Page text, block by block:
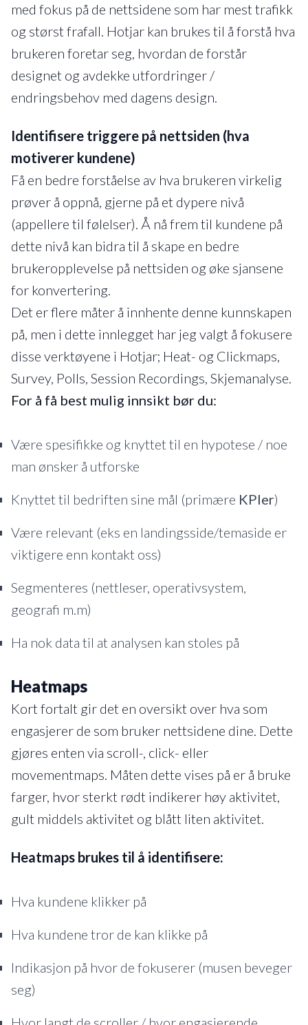
med fokus på de nettsidene som har mest trafikk
og størst frafall. Hotjar kan brukes til å forstå hva
brukeren foretar seg, hvordan de forstår
designet og avdekke utfordringer /
endringsbehov med dagens design.
Identifisere triggere på nettsiden (hva
motiverer kundene)
Få en bedre forståelse av hva brukeren virkelig
prøver å oppnå, gjerne på et dypere nivå
(appellere til følelser). Å nå frem til kundene på
dette nivå kan bidra til å skape en bedre
brukeropplevelse på nettsiden og øke sjansene
for konvertering.
Det er flere måter å innhente denne kunnskapen
på, men i dette innlegget har jeg valgt å fokusere
disse verktøyene i Hotjar; Heat- og Clickmaps,
Survey, Polls, Session Recordings, Skjemanalyse.
For å få best mulig innsikt bør du:
Være spesifikke og knyttet til en hypotese / noe
man ønsker å utforske
Knyttet til bedriften sine mål (primære KPIer)
Være relevant (eks en landingsside/temaside er
viktigere enn kontakt oss)
Segmenteres (nettleser, operativsystem,
geografi m.m)
Ha nok data til at analysen kan stoles på
Heatmaps
Kort fortalt gir det en oversikt over hva som
engasjerer de som bruker nettsidene dine. Dette
gjøres enten via scroll-, click- eller
movementmaps. Måten dette vises på er å bruke
farger, hvor sterkt rødt indikerer høy aktivitet,
gult middels aktivitet og blått liten aktivitet.
Heatmaps brukes til å identifisere:
Hva kundene klikker på
Hva kundene tror de kan klikke på
Indikasjon på hvor de fokuserer (musen beveger
seg)